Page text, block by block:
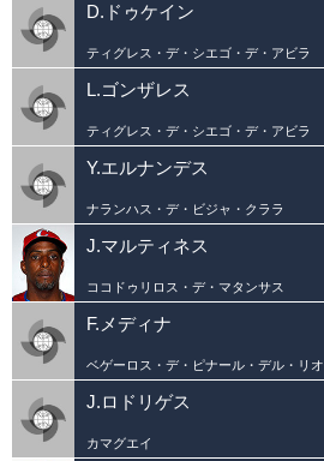
D.ドゥケイン
ティグレス・デ・シエゴ・デ・アビラ
L.ゴンザレス
ティグレス・デ・シエゴ・デ・アビラ
Y.エルナンデス
ナランハス・デ・ビジャ・クララ
J.マルティネス
ココドゥリロス・デ・マタンサス
F.メディナ
ベゲーロス・デ・ピナール・デル・リオ
J.ロドリゲス
カマグエイ